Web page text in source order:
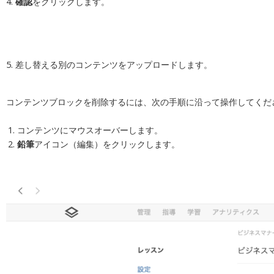
5. 差し替える別のコンテンツをアップロードします。
コンテンツブロックを削除するには、次の手順に沿って操作してく
コンテンツにマウスオーバーします。
鉛筆アイコン（編集）をクリックします。